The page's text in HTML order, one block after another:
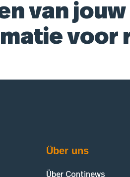
van
voor
Über uns
Über Continews